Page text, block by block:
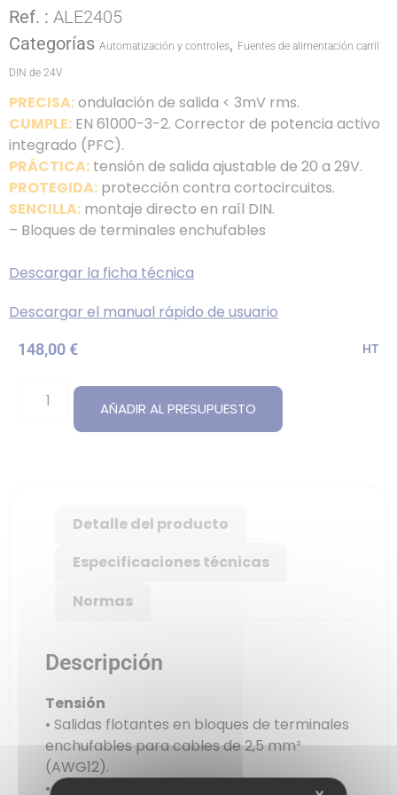
Ref. : ALE2405
Categorías Automatización y controles, Fuentes de alimentación carril
DIN de 24V
PRECISA:ondulación de salida < 3mV rms.
CUMPLE: EN 61000-3-2. Corrector de potencia activo
integrado (PFC).
PRÁCTICA: tensión de salida ajustable de 20 a 29V.
PROTEGIDA: protección contra cortocircuitos.
SENCILLA: montaje directo en raíl DIN.
– Bloques de terminales enchufables
Descargar la ficha técnica
Descargar el manual rápido de usuario
148,00 € HT
AÑADIR AL PRESUPUESTO
Detalle del producto
Especificaciones técnicas
Normas
Descripción
Tensión
• Salidas flotantes en bloques de terminales
enchufables para cables de 2,5 mm²
(AWG12).
• Tensión de salida : ajustable de 20 a 29V.